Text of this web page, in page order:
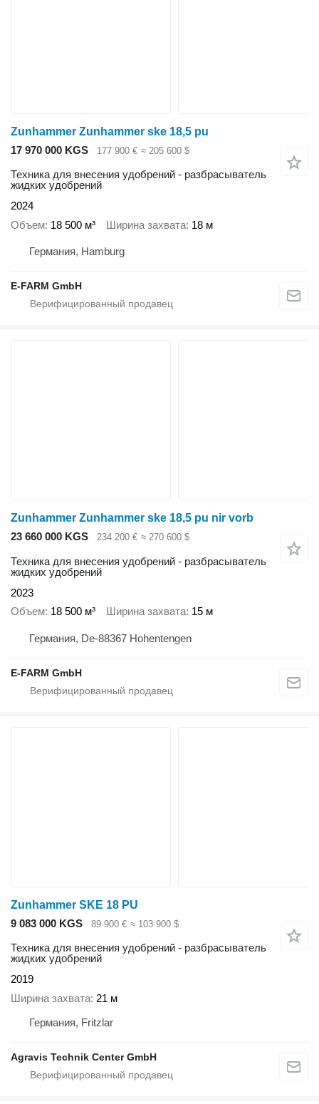
Zunhammer Zunhammer ske 18,5 pu
17 970 000 KGS
177 900 € ≈ 205 600 $
Техника для внесения удобрений - разбрасыватель
жидких удобрений
2024
Объем 18 500 м³ Ширина захвата 18 м
Германия, Hamburg
E-FARM GmbH
Zunhammer Zunhammer ske 18,5 pu nir vorb
23 660 000 KGS
234 200 € ≈ 270 600 $
Техника для внесения удобрений - разбрасыватель
жидких удобрений
2023
Объем 18 500 м³ Ширина захвата 15 м
Германия, De-88367 Hohentengen
E-FARM GmbH
Zunhammer SKE 18 PU
9 083 000 KGS
89 900 € ≈ 103 900 $
Техника для внесения удобрений - разбрасыватель
жидких удобрений
2019
Ширина захвата 21 м
Германия, Fritzlar
Agravis Technik Center GmbH